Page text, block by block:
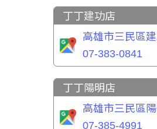
丁丁建功店
高雄市三民區
07-383-0841
丁丁陽明店
高雄市三民區
07-385-4991